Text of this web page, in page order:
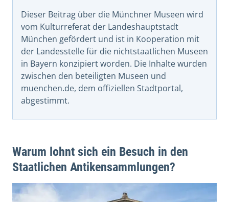
Dieser Beitrag über die Münchner Museen wird
vom Kulturreferat der Landeshauptstadt
München gefördert und ist in Kooperation mit
der Landesstelle für die nichtstaatlichen Museen
in Bayern konzipiert worden. Die Inhalte wurden
zwischen den beteiligten Museen und
muenchen.de, dem offiziellen Stadtportal,
abgestimmt.
Warum lohnt sich ein Besuch in den
Staatlichen Antikensammlungen?